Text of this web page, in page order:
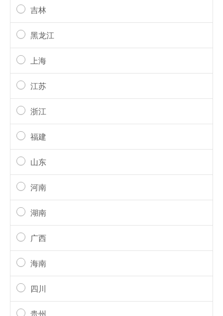
吉林
黑龙江
上海
江苏
浙江
福建
山东
河南
湖南
广西
海南
四川